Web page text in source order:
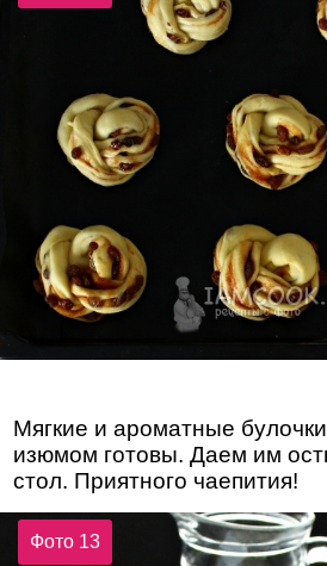
Мягкие и ароматные
изюмом готовы. Даем им
стол. Приятного чаепития!
Фото 13